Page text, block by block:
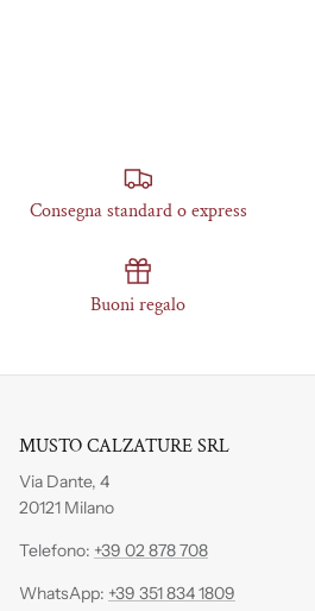
Consegna standard o express
Buoni regalo
MUSTO CALZATURE SRL
Via Dante, 4
20121 Milano
Telefono: +39 02 878 708
WhatsApp: +39 351 834 1809